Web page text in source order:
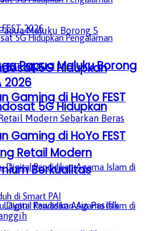
5G Hidupkan
Gaming di HoYo FEST
5G Hidupkan
Gaming di HoYo FEST
Papua Maluku Borong
2026
Retail Modern
Berkualitas